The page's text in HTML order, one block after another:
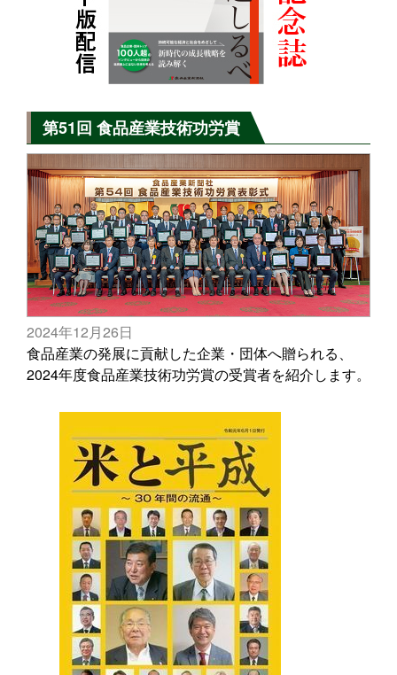
第51回 食品産業技術功労賞
2024年12月26日
食品産業の発展に貢献した企業・団体へ贈られる、
2024年度食品産業技術功労賞の受賞者を紹介します。